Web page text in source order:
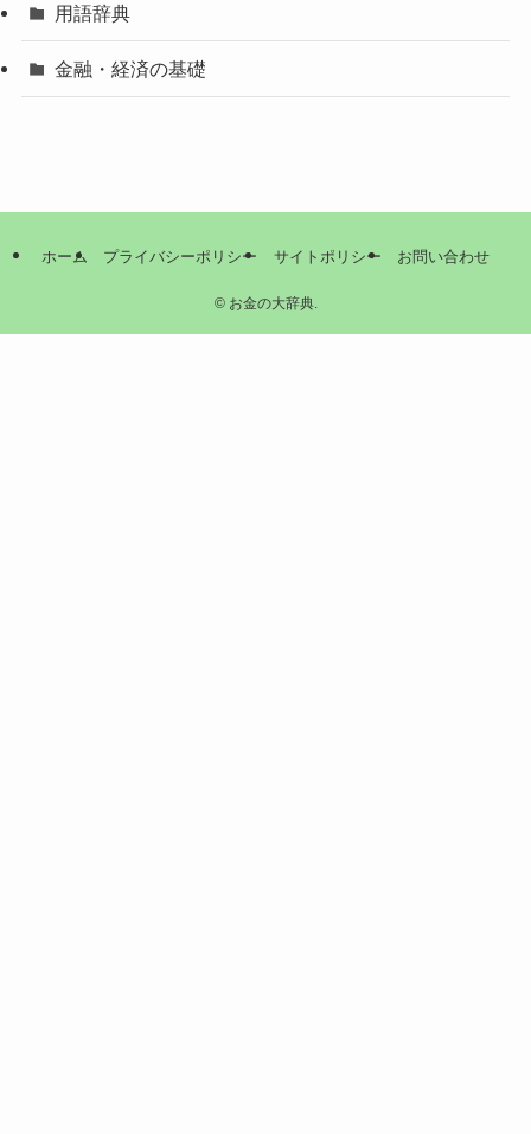
用語辞典
金融・経済の基礎
ホーム プライバシーポリシー サイトポリシー お問い合わせ
©お金の大辞典.